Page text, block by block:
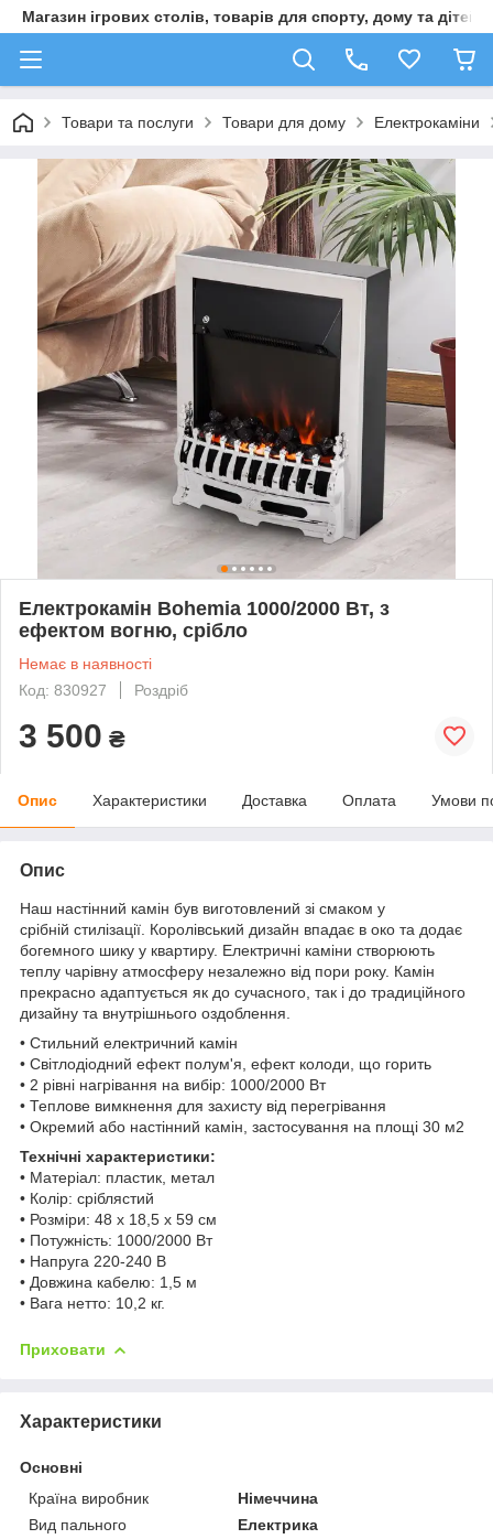
Магазин ігрових столів, товарів для спорту, дому та дітей
Товари та послуги Товари для дому Електрокаміни
Електрокамін Bohemia 1000/2000 Вт, з
ефектом вогню, срібло
Немає в наявності
Код: 830927
Роздріб
3 500 ₴
Опис Характеристики Доставка Оплата Умови
Опис
Наш настінний камін був виготовлений зі смаком у
срібній стилізації. Королівський дизайн впадає в око та додає
богемного шику у квартиру. Електричні каміни створюють
теплу чарівну атмосферу незалежно від пори року. Камін
прекрасно адаптується як до сучасного, так і до традиційного
дизайну та внутрішнього оздоблення.
• Стильний електричний камін
• Світлодіодний ефект полум'я, ефект колоди, що горить
• 2 рівні нагрівання на вибір: 1000/2000 Вт
• Теплове вимкнення для захисту від перегрівання
• Окремий або настінний камін, застосування на площі 30 м2
Технічні характеристики:
• Матеріал: пластик, метал
• Колір: сріблястий
• Розміри: 48 х 18,5 х 59 см
• Потужність: 1000/2000 Вт
• Напруга 220-240 В
• Довжина кабелю: 1,5 м
• Вага нетто: 10,2 кг.
Приховати
Характеристики
Основні
Країна виробник
Німеччина
Вид пального
Електрика